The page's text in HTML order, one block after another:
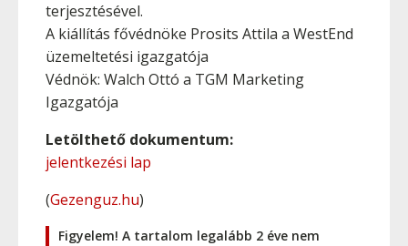
terjesztésével.
A kiállítás fővédnöke Prosits Attila a WestEnd
üzemeltetési igazgatója
Védnök: Walch Ottó a TGM Marketing
Igazgatója
Letölthető dokumentum:
jelentkezési lap
(Gezenguz.hu)
Figyelem! A tartalom legalább 2 éve nem